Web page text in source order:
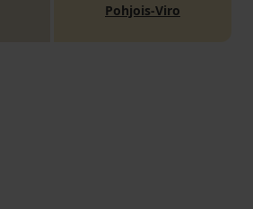
Pohjois-Viro